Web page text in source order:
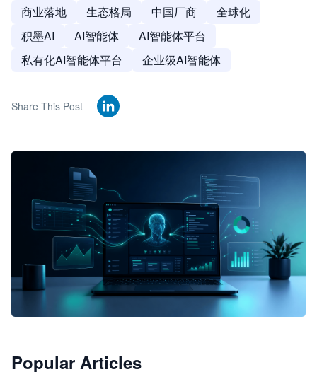
商业落地
生态格局 中国厂商
全球化
积墨AI
AI智能体
AI智能体平台
私有化AI智能体平台
企业级AI智能体
Share This Post
JimoClaw 桌面 AI Agent 工作台
Popular Articles